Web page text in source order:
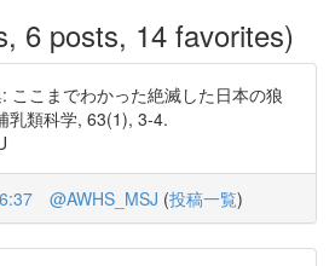
6 posts, 14 favorites)
ここまでわかった絶滅した日本の狼
類科学, 63(1), 3-4.
@AWHS_MSJ (投稿一覧)